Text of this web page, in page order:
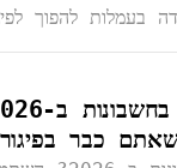
בעמלות להפוך
כבר בפיגור